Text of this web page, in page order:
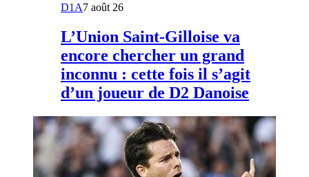
D1A7 août 26
L’Union Saint-Gilloise va
encore chercher un grand
inconnu : cette fois il s’agit
d’un joueur de D2 Danoise